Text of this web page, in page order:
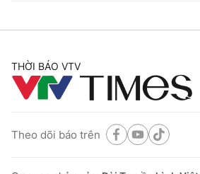
THỜI BÁO VTV
Theo dõi báo trên